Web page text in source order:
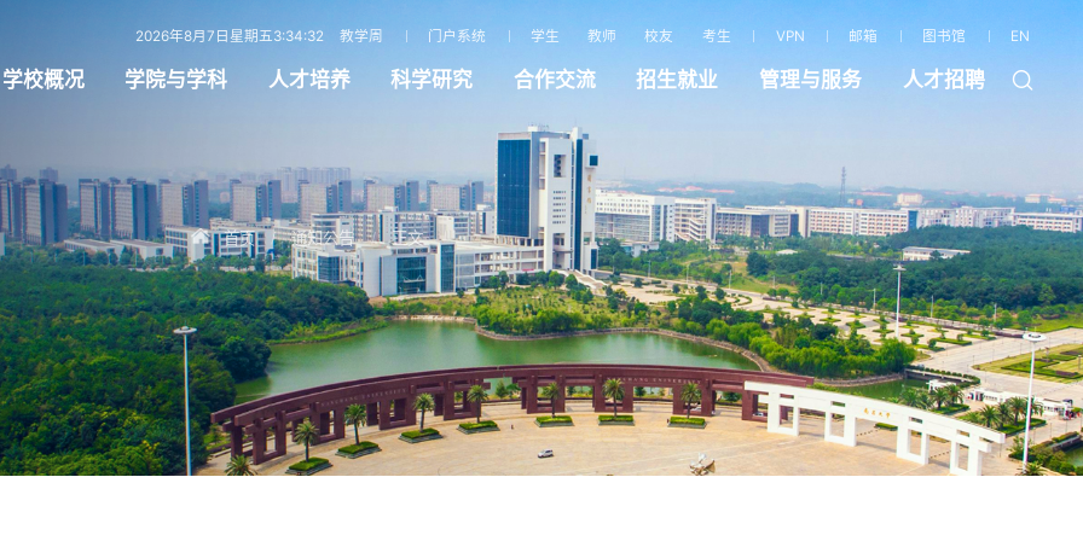
2026年8月7日星期五3:34:33 教学周 门户系统 学生 教师 校友 考生 VPN 邮箱 图书馆 EN
学校概况 学院与学科 人才培养 科学研究 合作交流 招生就业 管理与服务 人才招聘
首页 / 通知公告 / 正文